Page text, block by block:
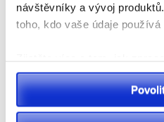
návštěvníky a vývoj
toho, kdo vaše údaje
údaje, a nastavte si
Svůj souhlas můžete
části Prohlášení o souborech
· Modernizace silnice II/
Žamberk
· Modernizace silnice II/
Třebová